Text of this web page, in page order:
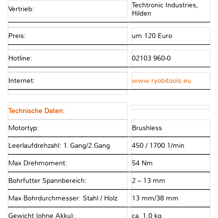
Vertrieb:
Techtronic Industries,
Hilden
Preis: um 120 Euro
Hotline: 02103 960-0
Internet: www.ryobitools.eu
Technische Daten:
Motortyp: Brushless
Leerlaufdrehzahl: 1. Gang/2.Gang 450 / 1700 1/min
Max Drehmoment: 54 Nm
Bohrfutter Spannbereich: 2 – 13 mm
Max Bohrdurchmesser: Stahl / Holz 13 mm/38 mm
Gewicht (ohne Akku): ca. 1,0 kg